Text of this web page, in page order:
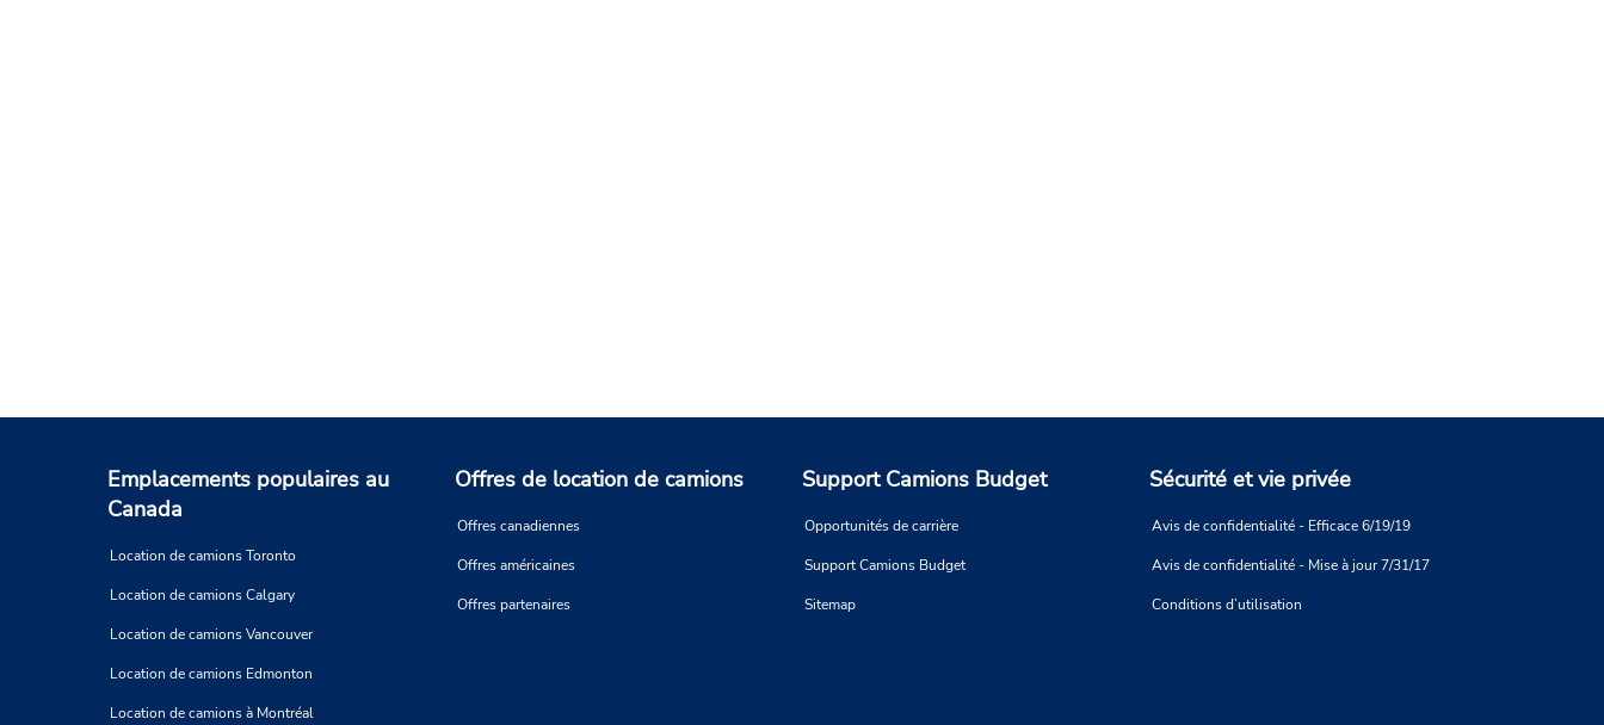
Emplacements populaires au
Canada
Location de camions Toronto
Location de camions Calgary
Location de camions Vancouver
Location de camions Edmonton
Location de camions à Montréal
Offres de location de camions
Offres canadiennes
Offres américaines
Offres partenaires
Support Camions Budget
Opportunités de carrière
Support Camions Budget
Sitemap
Sécurité et vie privée
Avis de confidentialité - Efficace 6/19/19
Avis de confidentialité - Mise à jour 7/31/17
Conditions d’utilisation